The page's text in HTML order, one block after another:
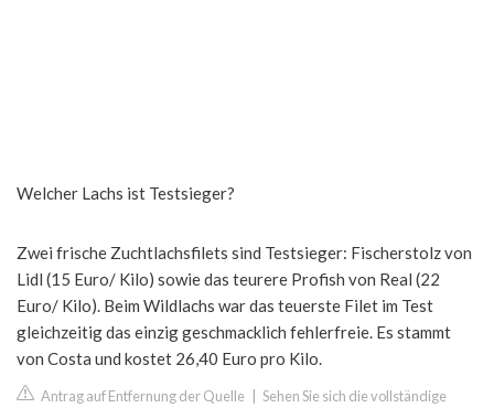
Welcher Lachs ist Testsieger?
Zwei frische Zuchtlachsfilets sind Testsieger: Fischerstolz von
Lidl (15 Euro/ Kilo) sowie das teurere Profish von Real (22
Euro/ Kilo). Beim Wildlachs war das teuerste Filet im Test
gleichzeitig das einzig geschmacklich fehlerfreie. Es stammt
von Costa und kostet 26,40 Euro pro Kilo.
Antrag auf Entfernung der Quelle Sehen Sie sich die vollständige